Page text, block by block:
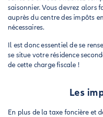
saisonnier. Vous devrez alors
auprès du centre des impôts
nécessaires.
Il est donc essentiel de se
se situe votre résidence
de cette charge fiscale !
Les
En plus de la taxe foncière et